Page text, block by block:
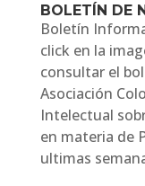
BOLETÍN DE
Boletín
click en la
consultar el
Asociación
Intelectual
en materia de
ultimas